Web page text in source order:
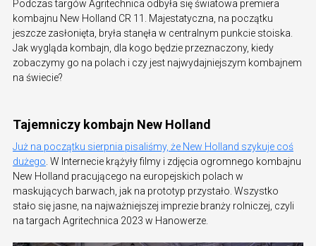
Podczas targów Agritechnica odbyła się światowa premiera
kombajnu New Holland CR 11. Majestatyczna, na początku
jeszcze zasłonięta, bryła stanęła w centralnym punkcie stoiska.
Jak wygląda kombajn, dla kogo będzie przeznaczony, kiedy
zobaczymy go na polach i czy jest najwydajniejszym kombajnem
na świecie?
Tajemniczy kombajn New Holland
Już na początku sierpnia pisaliśmy, że New Holland szykuje coś
dużego . W Internecie krążyły filmy i zdjęcia ogromnego kombajnu
New Holland pracującego na europejskich polach w
maskujących barwach, jak na prototyp przystało. Wszystko
stało się jasne, na najważniejszej imprezie branży rolniczej, czyli
na targach Agritechnica 2023 w Hanowerze.